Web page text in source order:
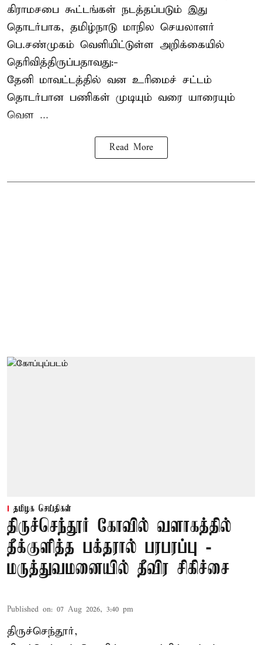
கிராமசபை கூட்டங்கள் நடத்தப்படும் இது
தொடர்பாக, தமிழ்நாடு மாநில செயலாளர்
பெ.சண்முகம் வெளியிட்டுள்ள அறிக்கையில்
தெரிவித்திருப்பதாவது:-
தேனி மாவட்டத்தில் வன உரிமைச் சட்டம்
தொடர்பான பணிகள் முடியும் வரை யாரையும்
வெள ...
Read More
தமிழக செய்திகள்
திருச்செந்தூர் கோவில் வளாகத்தில்
தீக்குளித்த பக்தரால் பரபரப்பு -
மருத்துவமனையில் தீவிர சிகிச்சை
Published on: 07 Aug 2026, 3:40 pm
திருச்செந்தூர்,